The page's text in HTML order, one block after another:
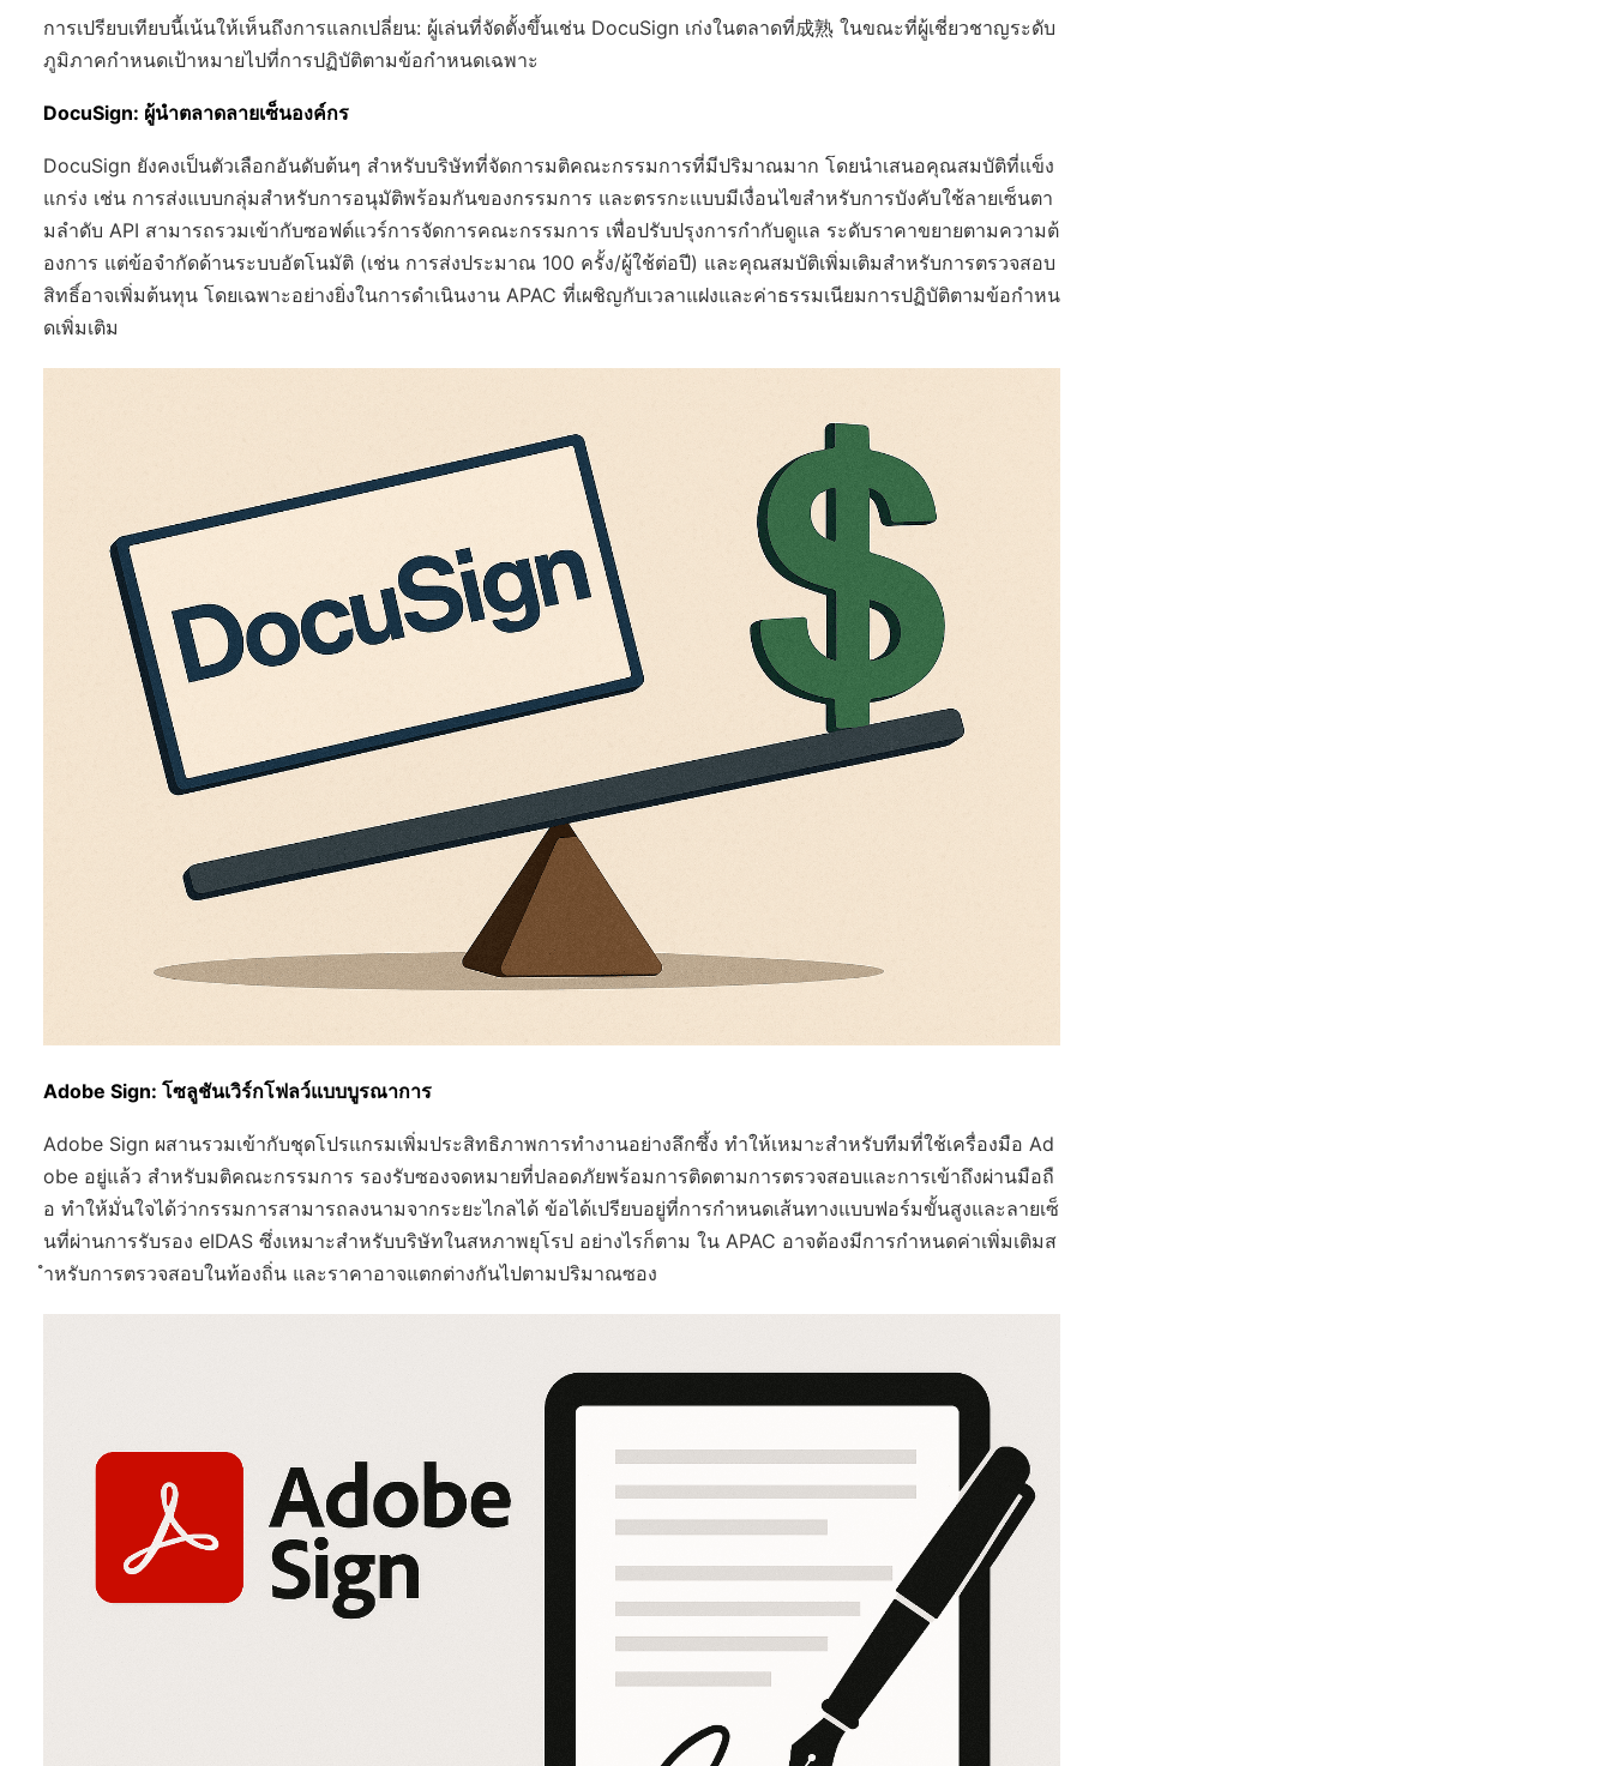
การเปรียบเทียบนี้เน้นให้เห็นถึงการแลกเปลี่ยน: ผู้เล่นที่จัดตั้งขึ้นเช่น DocuSign เก่งในตลาดที่成熟 ในขณะที่ผู้เชี่ยวชาญระดับ
ภูมิภาคกำหนดเป้าหมายไปที่การปฏิบัติตามข้อกำหนดเฉพาะ
DocuSign: ผู้นำตลาดลายเซ็นองค์กร
DocuSign ยังคงเป็นตัวเลือกอันดับต้นๆ สำหรับบริษัทที่จัดการมติคณะกรรมการที่มีปริมาณมาก โดยนำเสนอคุณสมบัติที่แข็ง
แกร่ง เช่น การส่งแบบกลุ่มสำหรับการอนุมัติพร้อมกันของกรรมการ และตรรกะแบบมีเงื่อนไขสำหรับการบังคับใช้ลายเซ็นตา
มลำดับ API สามารถรวมเข้ากับซอฟต์แวร์การจัดการคณะกรรมการ เพื่อปรับปรุงการกำกับดูแล ระดับราคาขยายตามความต้
องการ แต่ข้อจำกัดด้านระบบอัตโนมัติ (เช่น การส่งประมาณ 100 ครั้ง/ผู้ใช้ต่อปี) และคุณสมบัติเพิ่มเติมสำหรับการตรวจสอบ
สิทธิ์อาจเพิ่มต้นทุน โดยเฉพาะอย่างยิ่งในการดำเนินงาน APAC ที่เผชิญกับเวลาแฝงและค่าธรรมเนียมการปฏิบัติตามข้อกำหน
ดเพิ่มเติม
Adobe Sign: โซลูชันเวิร์กโฟลว์แบบบูรณาการ
Adobe Sign ผสานรวมเข้ากับชุดโปรแกรมเพิ่มประสิทธิภาพการทำงานอย่างลึกซึ้ง ทำให้เหมาะสำหรับทีมที่ใช้เครื่องมือ Ad
obe อยู่แล้ว สำหรับมติคณะกรรมการ รองรับซองจดหมายที่ปลอดภัยพร้อมการติดตามการตรวจสอบและการเข้าถึงผ่านมือถื
อ ทำให้มั่นใจได้ว่ากรรมการสามารถลงนามจากระยะไกลได้ ข้อได้เปรียบอยู่ที่การกำหนดเส้นทางแบบฟอร์มขั้นสูงและลายเซ็
นที่ผ่านการรับรอง eIDAS ซึ่งเหมาะสำหรับบริษัทในสหภาพยุโรป อย่างไรก็ตาม ใน APAC อาจต้องมีการกำหนดค่าเพิ่มเติมส
ำหรับการตรวจสอบในท้องถิ่น และราคาอาจแตกต่างกันไปตามปริมาณซอง